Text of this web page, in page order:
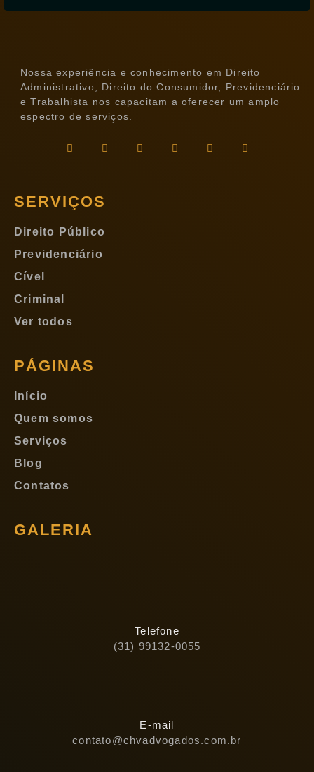
Nossa experiência e conhecimento em Direito
Administrativo, Direito do Consumidor, Previdenciário
e Trabalhista nos capacitam a oferecer um amplo
espectro de serviços.
SERVIÇOS
Direito Público
Previdenciário
Cível
Criminal
Ver todos
PÁGINAS
Início
Quem somos
Serviços
Blog
Contatos
GALERIA
Telefone
(31) 99132-0055
E-mail
contato@chvadvogados.com.br